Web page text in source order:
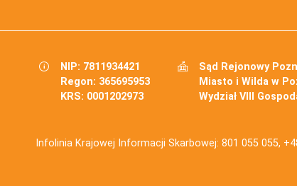
NIP: 7811934421
Regon: 365695953
KRS: 0001202973
Sąd Rejonowy
Miasto i Wilda w
Wydział VIII
Infolinia Krajowej Informacji Skarbowej: 801 055 055,